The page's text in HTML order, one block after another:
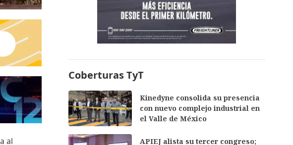
al
Coberturas TyT
Kinedyne consolida su presencia
con nuevo complejo industrial en
el Valle de México
APIEJ alista su tercer congreso;